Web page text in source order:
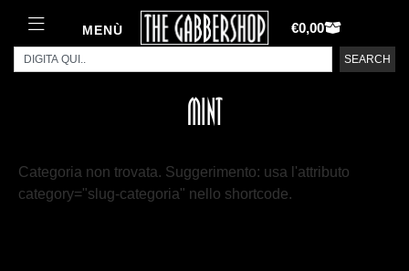
MENÙ €0,00
SEARCH
MINT
Categoria non trovata. Suggerimento: usa l'attributo
category="slug-categoria" nello shortcode.